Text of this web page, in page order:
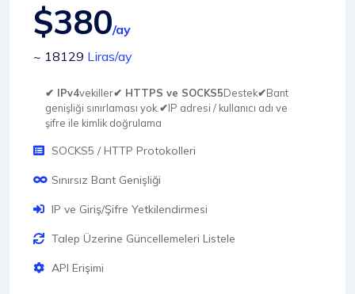
$380/ay
~ 18129 Liras/ay
✔ IPv4vekiller✔ HTTPS ve SOCKS5Destek✔Bant
genişliği sınırlaması yok.✔IP adresi / kullanıcı adı ve
şifre ile kimlik doğrulama
SOCKS5 / HTTP Protokolleri
Sınırsız Bant Genişliği
IP ve Giriş/Şifre Yetkilendirmesi
Talep Üzerine Güncellemeleri Listele
API Erişimi